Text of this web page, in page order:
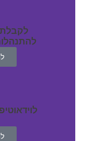
לקבלת